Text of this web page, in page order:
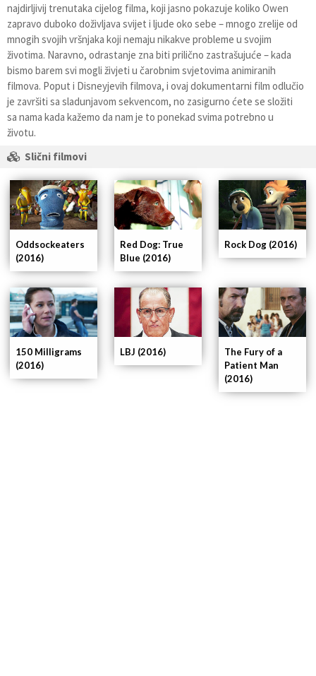
najdirljivij trenutaka cijelog filma, koji jasno pokazuje koliko Owen
zapravo duboko doživljava svijet i ljude oko sebe – mnogo zrelije od
mnogih svojih vršnjaka koji nemaju nikakve probleme u svojim
životima. Naravno, odrastanje zna biti prilično zastrašujuće – kada
bismo barem svi mogli živjeti u čarobnim svjetovima animiranih
filmova. Poput i Disneyjevih filmova, i ovaj dokumentarni film odlučio
je završiti sa sladunjavom sekvencom, no zasigurno ćete se složiti
sa nama kada kažemo da nam je to ponekad svima potrebno u
životu.
Slični filmovi
The Fury of a
Patient Man
(2016)
LBJ (2016)
150 Milligrams
(2016)
Rock Dog (2016)
Red Dog: True
Blue (2016)
Oddsockeaters
(2016)